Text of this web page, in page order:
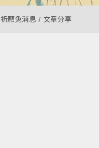
祈願兔消息 文章分享